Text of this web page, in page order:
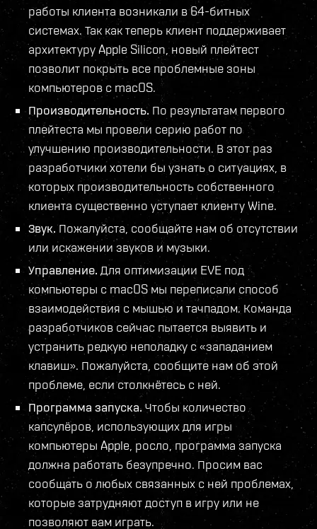
работы клиента возникали в 64-битных
системах. Так как теперь клиент поддерживает
архитектуру Apple Silicon, новый плейтест
позволит покрыть все проблемные зоны
компьютеров с macOS.
Производительность. По результатам первого
плейтеста мы провели серию работ по
улучшению производительности. В этот раз
разработчики хотели бы узнать о ситуациях, в
которых производительность собственного
клиента существенно уступает клиенту Wine.
Звук.Пожалуйста, сообщайте нам об отсутствии
или искажении звуков и музыки.
Управление. Для оптимизации EVE под
компьютеры с macOS мы переписали способ
взаимодействия с мышью и тачпадом. Команда
разработчиков сейчас пытается выявить и
устранить редкую неполадку с «западанием
клавиш». Пожалуйста, сообщите нам об этой
проблеме, если столкнётесь с ней.
Программа запуска.Чтобы количество
капсулёров, использующих для игры
компьютеры Apple, росло, программа запуска
должна работать безупречно. Просим вас
сообщать о любых связанных с ней проблемах,
которые затрудняют доступ в игру или не
позволяют вам играть.